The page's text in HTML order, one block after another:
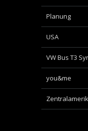
Planung
USA
VW Bus T3
you&me